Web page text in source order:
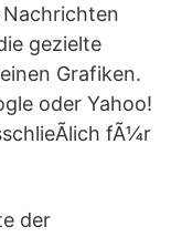
Nachrichten
gezielte
Grafiken.
oder Yahoo!
fÃ¼r
der